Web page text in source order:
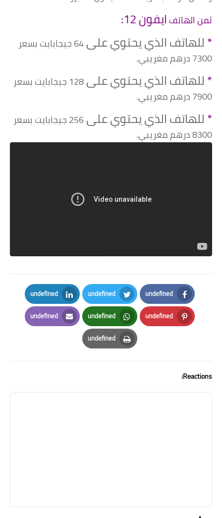
ثمن الهاتفايفون 12:
*للهاتف الذي يحتوي على
64 جيجابايت بسعر
7300 درهم مغريبي.
*للهاتف الذي يحتوي على
128 جيجابايت بسعر
7900 درهم مغريبي.
*للهاتف الذي يحتوي على
256 جيجابايت بسعر
8300 درهم مغريبي.
undefined
Facebook
undefined
Twitter
undefined
LinkedIn
undefined
Pinterest
undefined
Whatsapp
undefined
Email
undefined
Print
Reactions: